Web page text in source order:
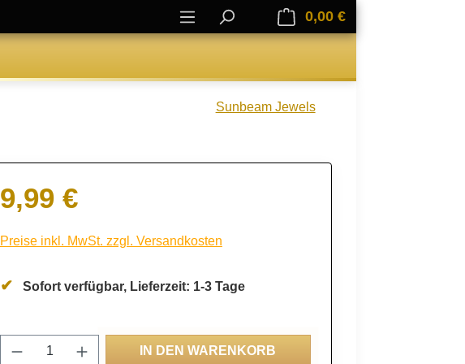
0,00 €Warenkorb enthält
Sunbeam Jewels
Regulärer Preis:
9,99 €
Preise inkl. MwSt. zzgl. Versandkosten
Sofort verfügbar, Lieferzeit: 1-3 Tage
Produkt Anzahl: Gib den gewünschten Wert ein
IN DEN WARENKORB